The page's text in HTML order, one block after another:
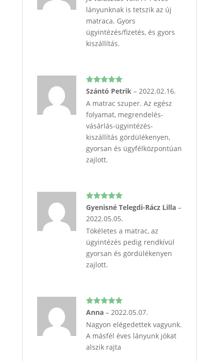
lányunknak is tetszik az új
matraca. Gyors
ügyintézés/fizetés, és gyors
kiszállítás.
Értékelés:
Szántó Petrik – 2022.02.16.
A matrac szuper. Az egész
folyamat, megrendelés-
vásárlás-ügyintézés-
kiszállítás gördülékenyen,
gyorsan és ügyfélközpontúan
zajlott.
Értékelés:
/ 5
Gyenisné Telegdi-Rácz Lilla –
2022.05.05.
Tökéletes a matrac, az
ügyintézés pedig rendkívül
gyorsan és gördülékenyen
zajlott.
Értékelés:
Anna – 2022.05.07.
Nagyon elégedettek vagyunk.
A másfél éves lányunk jókat
alszik rajta